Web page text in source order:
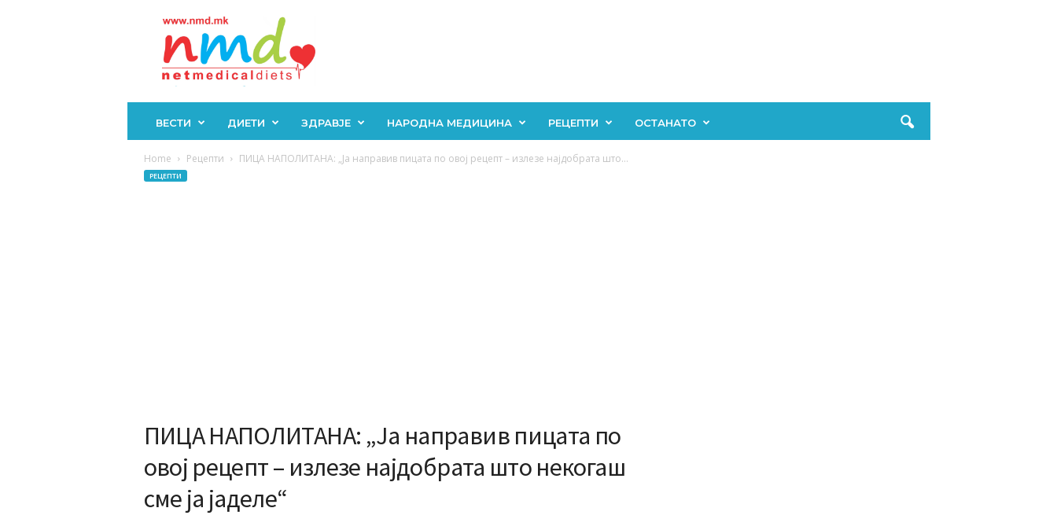
ВЕСТИ ДИЕТИ ЗДРАВЈЕ НАРОДНА МЕДИЦИНА РЕЦЕПТИ ОСТАНАТО
Home Рецепти ПИЦА НАПОЛИТАНА: „Ја направив пицата по овој рецепт – излезе најдобрата што...
РЕЦЕПТИ
ПИЦА НАПОЛИТАНА: „Ја направив пицата по
овој рецепт – излезе најдобрата што некогаш
сме ја јаделе“